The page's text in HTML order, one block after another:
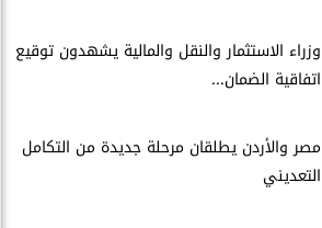
​وزراء الاستثمار والنقل والمالية يشهدون توقيع
اتفاقية الضمان...
​مصر والأردن يطلقان مرحلة جديدة من التكامل
التعديني